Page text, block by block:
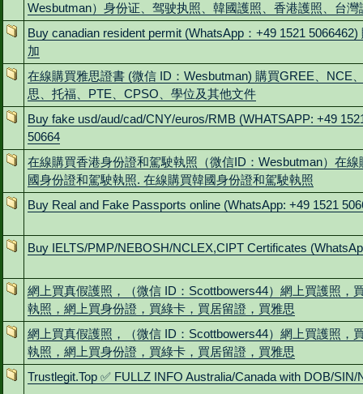
Wesbutman）身份证、驾驶执照、韓國護照、香港護照、台灣
Buy canadian resident permit (WhatsApp：+49 1521 5066462)
加
在線購買雅思證書 (微信 ID：Wesbutman) 購買GREE、NCE
思、托福、PTE、CPSO、學位及其他文件
Buy fake usd/aud/cad/CNY/euros/RMB (WHATSAPP: +49
50664
在線購買香港身份證和駕駛執照（微信ID：Wesbutman）在線
國身份證和駕駛執照. 在線購買韓國身份證和駕駛執照
Buy Real and Fake Passports online (WhatsApp: +49 1521
Buy IELTS/PMP/NEBOSH/NCLEX,CIPT Certificates
網上買真假護照，（微信 ID：Scottbowers44）網上買護照，
執照，網上買身份證，買綠卡，買居留證，買雅思
網上買真假護照，（微信 ID：Scottbowers44）網上買護照，
執照，網上買身份證，買綠卡，買居留證，買雅思
Trustlegit.Top ✅ FULLZ INFO Australia/Canada with DOB/SIN/